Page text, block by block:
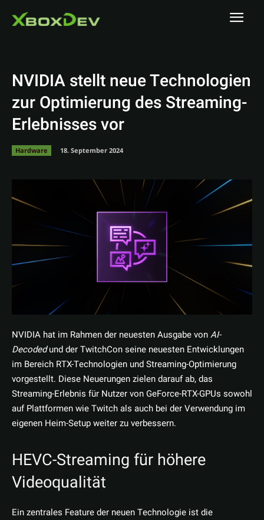
NVIDIA stellt neue Technologien
zur Optimierung des Streaming-
Erlebnisses vor
Hardware 18. September 2024
NVIDIA hat im Rahmen der neuesten Ausgabe vonAI-
Decodedund der TwitchCon seine neuesten Entwicklungen
im Bereich RTX-Technologien und Streaming-Optimierung
vorgestellt. Diese Neuerungen zielen darauf ab, das
Streaming-Erlebnis für Nutzer von GeForce-RTX-GPUs sowohl
auf Plattformen wie Twitch als auch bei der Verwendung im
eigenen Heim-Setup weiter zu verbessern.
HEVC-Streaming für höhere
Videoqualität
Ein zentrales Feature der neuen Technologie ist die